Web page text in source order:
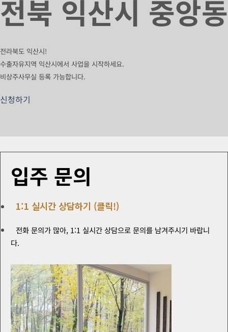
전북 익산시 중앙동
전라북도 익산시!
수출자유지역 익산시에서 사업을 시작하세요.
비상주사무실 등록 가능합니다.
신청하기
입주 문의
1:1 실시간 상담하기 (클릭!)
전화 문의가 많아, 1:1 실시간 상담으로 문의를 남겨주시기 바랍니
다.